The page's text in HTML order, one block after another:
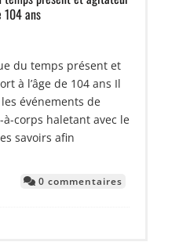
104 ans
du temps présent et
à l’âge de 104 ans Il
événements de
corps haletant avec le
savoirs afin
0 commentaires